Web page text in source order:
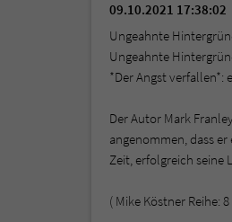
09.10.2021 17:38:02
Ungeahnte
Ungeahnte
*Der Angst verfallen*:
Der Autor Mark
angenommen, dass
Zeit, erfolgreich seine
( Mike Köstner Reihe: